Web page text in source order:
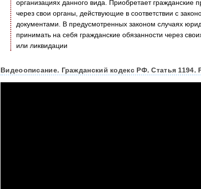
организациях данного вида. Приобретает гражданские
через свои органы, действующие в соответствии с
документами. В предусмотренных законом случаях
принимать на себя гражданские обязанности через
или ликвидации
Видеоописание. Гражданский кодекс РФ. Статья 1194.